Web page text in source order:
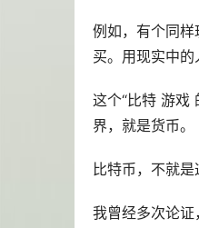
例如，有个同
买。用现实中
这个“比特 游戏
界，就是货币。
比特币，不就
我曾经多次论